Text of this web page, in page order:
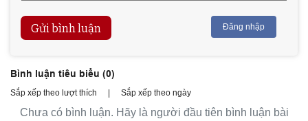
Gửi bình luận Đăng nhập
Bình luận tiêu biểu (0)
Sắp xếp theo lượt thích | Sắp xếp theo ngày
Chưa có bình luận. Hãy là người đầu tiên bình luận bài